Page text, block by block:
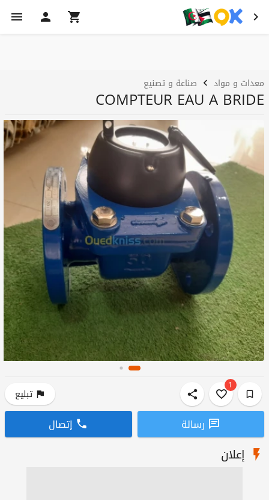
معدات و مواد صناعة و تصنيع
COMPTEUR EAU A BRIDE
1
تبليع
رسالة إتصال
إعلان